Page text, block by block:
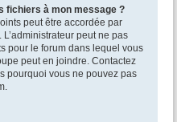
fichiers à mon message ?
peut être accordée par
peut ne pas
pour le forum dans lequel vous
peut en joindre. Contactez
pourquoi vous ne pouvez pas